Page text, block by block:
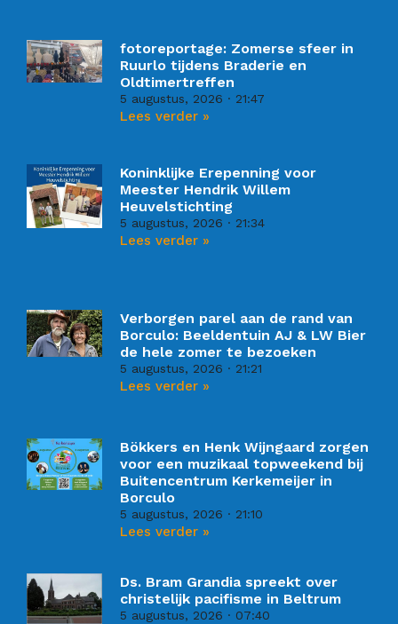
fotoreportage: Zomerse sfeer in
Ruurlo tijdens Braderie en
Oldtimertreffen
5 augustus, 2026 21:47
Lees verder »
Koninklijke Erepenning voor
Meester Hendrik Willem
Heuvelstichting
5 augustus, 2026 21:34
Lees verder »
Verborgen parel aan de rand van
Borculo: Beeldentuin AJ & LW Bier
de hele zomer te bezoeken
5 augustus, 2026 21:21
Lees verder »
Bökkers en Henk Wijngaard zorgen
voor een muzikaal topweekend bij
Buitencentrum Kerkemeijer in
Borculo
5 augustus, 2026 21:10
Lees verder »
Ds. Bram Grandia spreekt over
christelijk pacifisme in Beltrum
5 augustus, 2026 07:40